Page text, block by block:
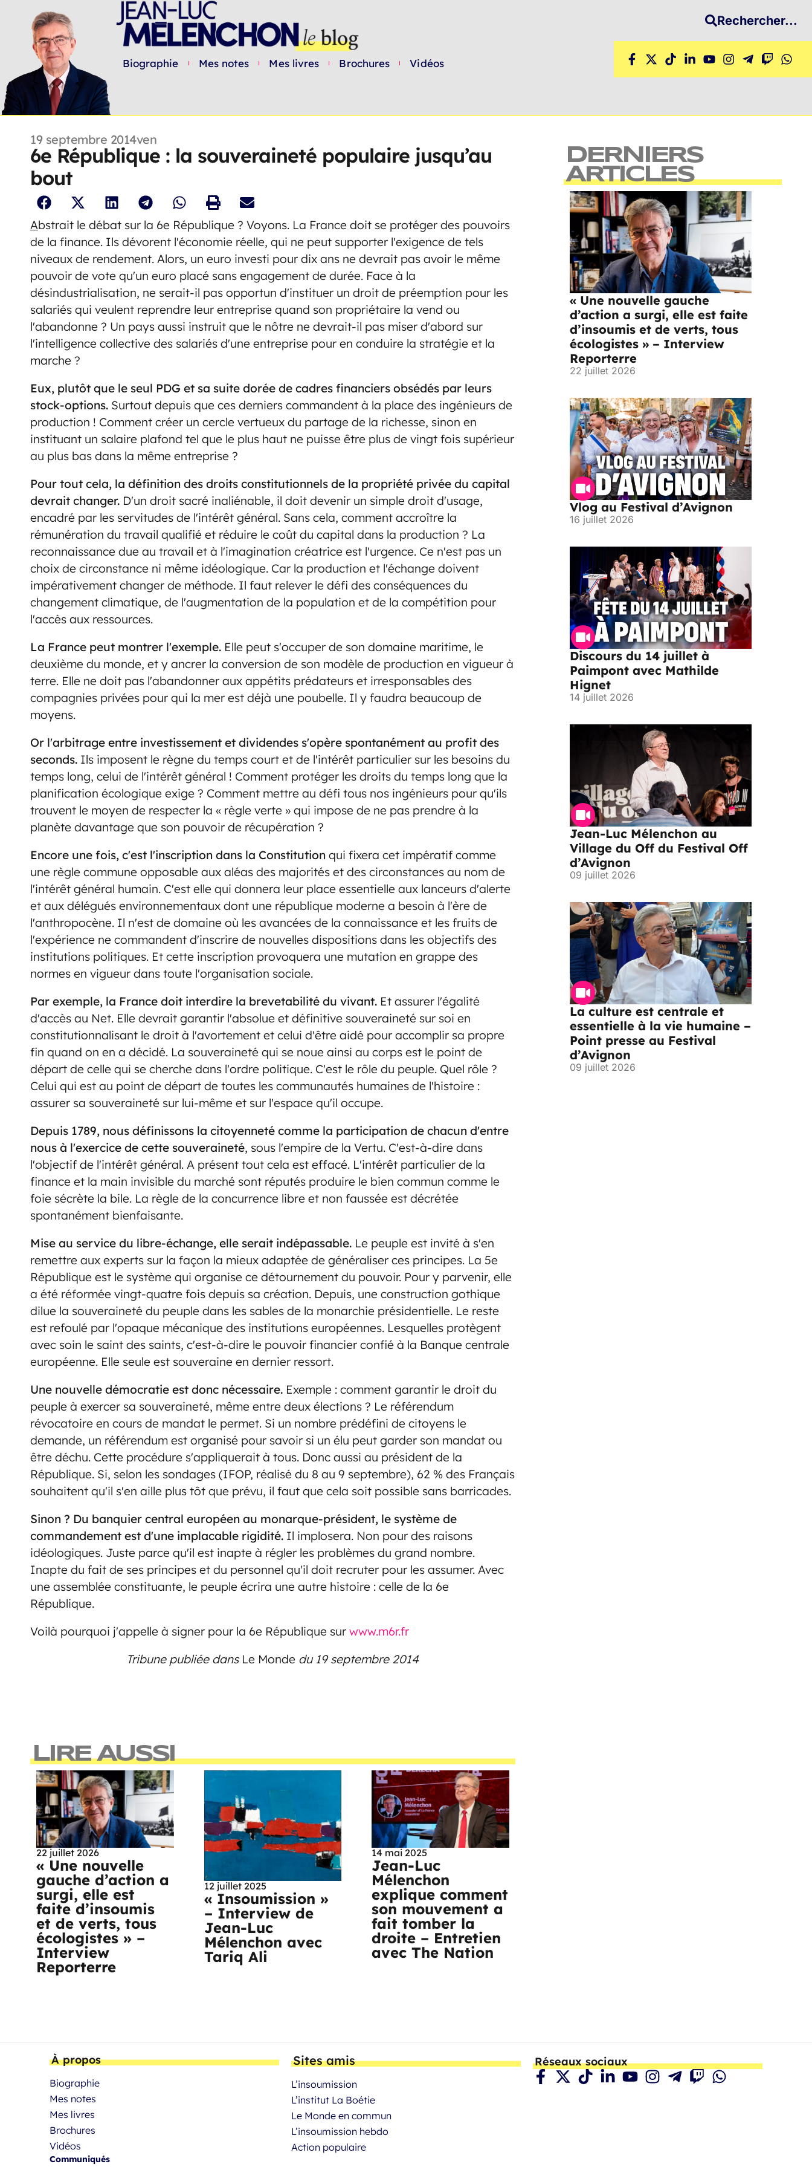
Biographie Mes notes Mes livres Brochures Vidéos
Rechercher...
19 septembre 2014ven
6e République : la souveraineté populaire jusqu’au
bout
Abstrait le débat sur la 6e République ? Voyons. La France doit se protéger des pouvoirs
de la finance. Ils dévorent l'économie réelle, qui ne peut supporter l'exigence de tels
niveaux de rendement. Alors, un euro investi pour dix ans ne devrait pas avoir le même
pouvoir de vote qu'un euro placé sans engagement de durée. Face à la
désindustrialisation, ne serait-il pas opportun d'instituer un droit de préemption pour les
salariés qui veulent reprendre leur entreprise quand son propriétaire la vend ou
l'abandonne ? Un pays aussi instruit que le nôtre ne devrait-il pas miser d'abord sur
l'intelligence collective des salariés d'une entreprise pour en conduire la stratégie et la
marche ?
Eux, plutôt que le seul PDG et sa suite dorée de cadres financiers obsédés par leurs
stock-options. Surtout depuis que ces derniers commandent à la place des ingénieurs de
production ! Comment créer un cercle vertueux du partage de la richesse, sinon en
instituant un salaire plafond tel que le plus haut ne puisse être plus de vingt fois supérieur
au plus bas dans la même entreprise ?
Pour tout cela, la définition des droits constitutionnels de la propriété privée du capital
devrait changer. D'un droit sacré inaliénable, il doit devenir un simple droit d'usage,
encadré par les servitudes de l'intérêt général. Sans cela, comment accroître la
rémunération du travail qualifié et réduire le coût du capital dans la production ? La
reconnaissance due au travail et à l'imagination créatrice est l'urgence. Ce n'est pas un
choix de circonstance ni même idéologique. Car la production et l'échange doivent
impérativement changer de méthode. Il faut relever le défi des conséquences du
changement climatique, de l'augmentation de la population et de la compétition pour
l'accès aux ressources.
La France peut montrer l'exemple. Elle peut s'occuper de son domaine maritime, le
deuxième du monde, et y ancrer la conversion de son modèle de production en vigueur à
terre. Elle ne doit pas l'abandonner aux appétits prédateurs et irresponsables des
compagnies privées pour qui la mer est déjà une poubelle. Il y faudra beaucoup de
moyens.
Or l'arbitrage entre investissement et dividendes s'opère spontanément au profit des
seconds. Ils imposent le règne du temps court et de l'intérêt particulier sur les besoins du
temps long, celui de l'intérêt général ! Comment protéger les droits du temps long que la
planification écologique exige ? Comment mettre au défi tous nos ingénieurs pour qu'ils
trouvent le moyen de respecter la « règle verte » qui impose de ne pas prendre à la
planète davantage que son pouvoir de récupération ?
Encore une fois, c'est l'inscription dans la Constitution qui fixera cet impératif comme
une règle commune opposable aux aléas des majorités et des circonstances au nom de
l'intérêt général humain. C'est elle qui donnera leur place essentielle aux lanceurs d'alerte
et aux délégués environnementaux dont une république moderne a besoin à l'ère de
l'anthropocène. Il n'est de domaine où les avancées de la connaissance et les fruits de
l'expérience ne commandent d'inscrire de nouvelles dispositions dans les objectifs des
institutions politiques. Et cette inscription provoquera une mutation en grappe des
normes en vigueur dans toute l'organisation sociale.
Par exemple, la France doit interdire la brevetabilité du vivant. Et assurer l'égalité
d'accès au Net. Elle devrait garantir l'absolue et définitive souveraineté sur soi en
constitutionnalisant le droit à l'avortement et celui d'être aidé pour accomplir sa propre
fin quand on en a décidé. La souveraineté qui se noue ainsi au corps est le point de
départ de celle qui se cherche dans l'ordre politique. C'est le rôle du peuple. Quel rôle ?
Celui qui est au point de départ de toutes les communautés humaines de l'histoire :
assurer sa souveraineté sur lui-même et sur l'espace qu'il occupe.
Depuis 1789, nous définissons la citoyenneté comme la participation de chacun d'entre
nous à l'exercice de cette souveraineté, sous l'empire de la Vertu. C'est-à-dire dans
l'objectif de l'intérêt général. A présent tout cela est effacé. L'intérêt particulier de la
finance et la main invisible du marché sont réputés produire le bien commun comme le
foie sécrète la bile. La règle de la concurrence libre et non faussée est décrétée
spontanément bienfaisante.
Mise au service du libre-échange, elle serait indépassable. Le peuple est invité à s'en
remettre aux experts sur la façon la mieux adaptée de généraliser ces principes. La 5e
République est le système qui organise ce détournement du pouvoir. Pour y parvenir, elle
a été réformée vingt-quatre fois depuis sa création. Depuis, une construction gothique
dilue la souveraineté du peuple dans les sables de la monarchie présidentielle. Le reste
est refoulé par l'opaque mécanique des institutions européennes. Lesquelles protègent
avec soin le saint des saints, c'est-à-dire le pouvoir financier confié à la Banque centrale
européenne. Elle seule est souveraine en dernier ressort.
Une nouvelle démocratie est donc nécessaire. Exemple : comment garantir le droit du
peuple à exercer sa souveraineté, même entre deux élections ? Le référendum
révocatoire en cours de mandat le permet. Si un nombre prédéfini de citoyens le
demande, un référendum est organisé pour savoir si un élu peut garder son mandat ou
être déchu. Cette procédure s'appliquerait à tous. Donc aussi au président de la
République. Si, selon les sondages (IFOP, réalisé du 8 au 9 septembre), 62 % des Français
souhaitent qu'il s'en aille plus tôt que prévu, il faut que cela soit possible sans barricades.
Sinon ? Du banquier central européen au monarque-président, le système de
commandement est d'une implacable rigidité. Il implosera. Non pour des raisons
idéologiques. Juste parce qu'il est inapte à régler les problèmes du grand nombre.
Inapte du fait de ses principes et du personnel qu'il doit recruter pour les assumer. Avec
une assemblée constituante, le peuple écrira une autre histoire : celle de la 6e
République.
Voilà pourquoi j'appelle à signer pour la 6e République sur www.m6r.fr
Tribune publiée dans Le Monde du 19 septembre 2014
LIRE AUSSI
22 juillet 2026
« Une nouvelle
gauche d’action a
surgi, elle est
faite d’insoumis
et de verts, tous
écologistes » –
Interview
Reporterre
12 juillet 2025
« Insoumission »
– Interview de
Jean-Luc
Mélenchon avec
Tariq Ali
14 mai 2025
Jean-Luc
Mélenchon
explique comment
son mouvement a
fait tomber la
droite – Entretien
avec The Nation
DERNIERS
ARTICLES
« Une nouvelle gauche
d’action a surgi, elle est faite
d’insoumis et de verts, tous
écologistes » – Interview
Reporterre
22 juillet 2026
Vlog au Festival d’Avignon
16 juillet 2026
Discours du 14 juillet à
Paimpont avec Mathilde
Hignet
14 juillet 2026
Jean-Luc Mélenchon au
Village du Off du Festival Off
d’Avignon
09 juillet 2026
La culture est centrale et
essentielle à la vie humaine –
Point presse au Festival
d’Avignon
09 juillet 2026
À propos
Biographie
Mes notes
Mes livres
Brochures
Vidéos
Communiqués
Sites amis
L’insoumission
L’institut La Boétie
Le Monde en commun
L’insoumission hebdo
Action populaire
Réseaux sociaux